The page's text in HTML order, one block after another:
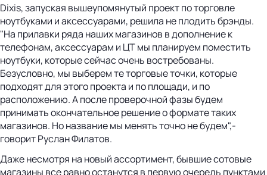
Dixis, запуская вышеупомянутый проект по торговле
ноутбуками и аксессуарами, решила не плодить брэнды.
"На прилавки ряда наших магазинов в дополнение к
телефонам, аксессуарам и ЦТ мы планируем поместить
ноутбуки, которые сейчас очень востребованы.
Безусловно, мы выберем те торговые точки, которые
подходят для этого проекта и по площади, и по
расположению. А после проверочной фазы будем
принимать окончательное решение о формате таких
магазинов. Но название мы менять точно не будем",-
говорит Руслан Филатов.
Даже несмотря на новый ассортимент, бывшие сотовые
магазины все равно останутся в первую очередь пунктами